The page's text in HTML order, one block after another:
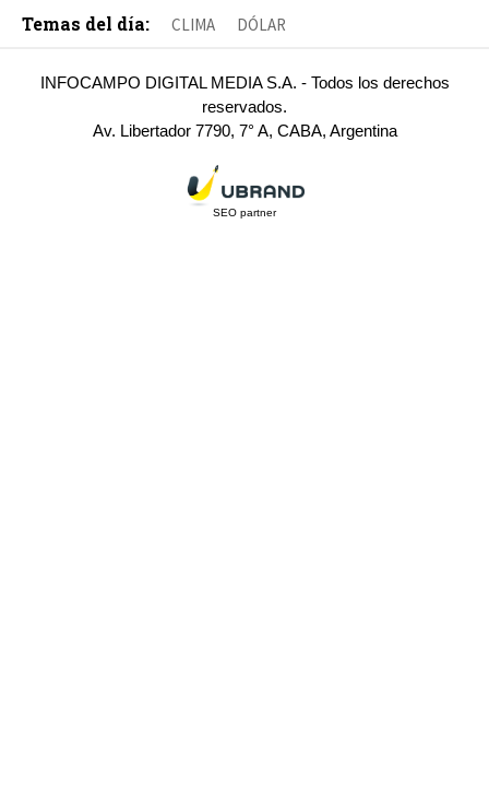
Temas del día: CLIMA DÓLAR
INFOCAMPO DIGITAL MEDIA S.A. - Todos los derechos
reservados.
Av. Libertador 7790, 7° A, CABA, Argentina
SEO partner